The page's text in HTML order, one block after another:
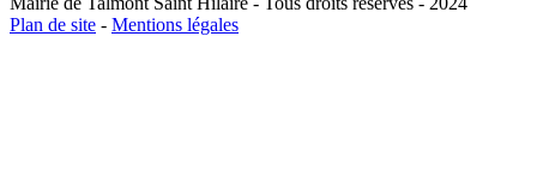
Plan de site - Mentions légales